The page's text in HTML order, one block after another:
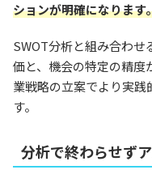
ションが明確になります
SWOT分析と組み合わせ
価と、機会の特定の精度
業戦略の立案でより実
す。
分析で終わらせず